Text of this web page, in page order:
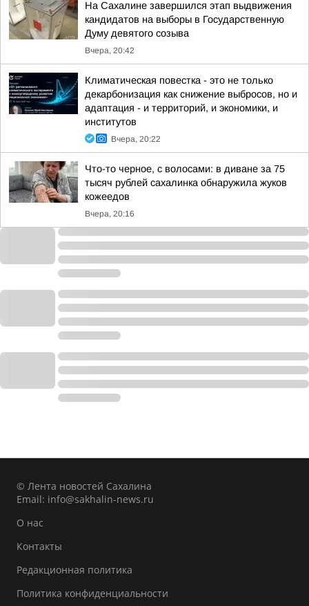
На Сахалине завершился этап выдвижения
кандидатов на выборы в Государственную
Думу девятого созыва
Вчера, 20:42
Климатическая повестка - это не только
декарбонизация как снижение выбросов, но и
адаптация - и территорий, и экономики, и
институтов
Вчера, 20:22
Что-то черное, с волосами: в диване за 75
тысяч рублей сахалинка обнаружила жуков
кожеедов
Вчера, 20:16
© Лента новостей Сахалина
Email: info@sakhalin-news.ru
О нас
Контакты
Редакционная политика
Политика конфиденциальности